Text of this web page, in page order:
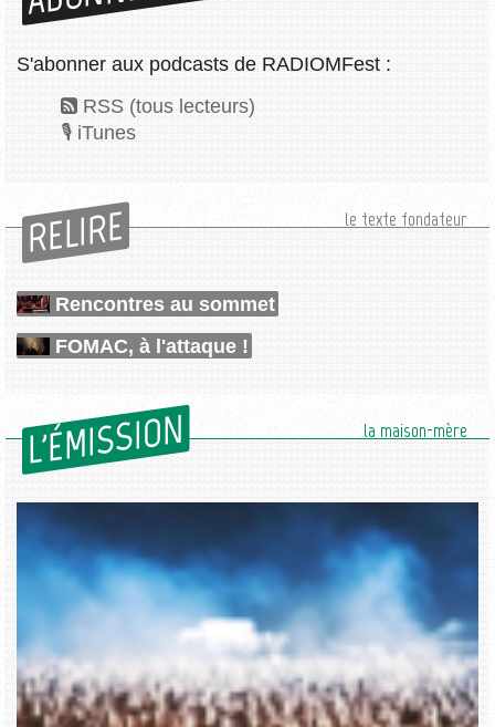
S'abonner aux podcasts de RADIOMFest :
RSS (tous lecteurs)
iTunes
RELIRE le texte fondateur
Rencontres au sommet
FOMAC, à l'attaque !
L'ÉMISSION la maison-mère